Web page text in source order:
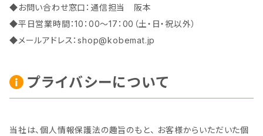
◆お問い合わせ窓口：通信担当 阪本
◆平日営業時間：10：00～17：00（土・日・祝以外）
◆メールアドレス：shop@kobemat.jp
プライバシーについて
当社は、個人情報保護法の趣旨のもと、 お客様からいただいた個